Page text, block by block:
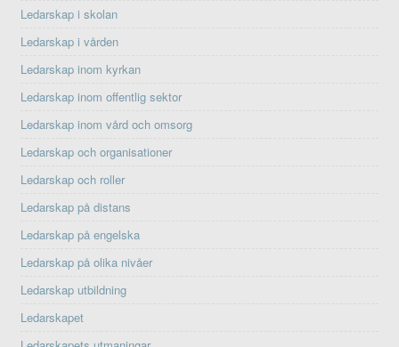
Ledarskap i skolan
Ledarskap i vården
Ledarskap inom kyrkan
Ledarskap inom offentlig sektor
Ledarskap inom vård och omsorg
Ledarskap och organisationer
Ledarskap och roller
Ledarskap på distans
Ledarskap på engelska
Ledarskap på olika nivåer
Ledarskap utbildning
Ledarskapet